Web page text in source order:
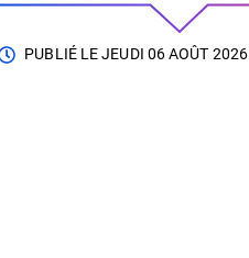
PUBLIÉ LEJEUDI 06 AOÛT 2026